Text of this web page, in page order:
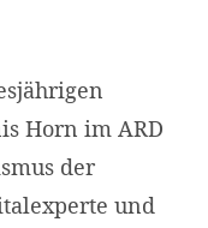
Horn im ARD
der
und